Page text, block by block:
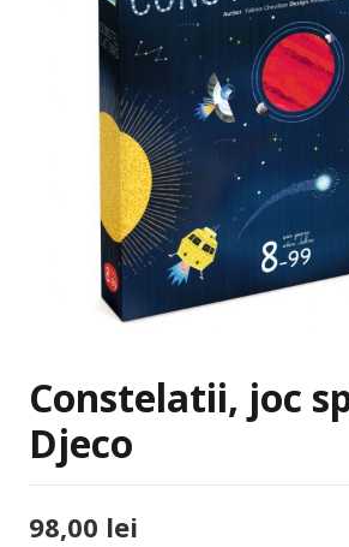
Constelatii, joc
Djeco
98,00 lei